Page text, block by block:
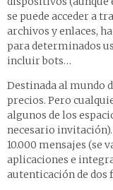
se puede acceder a
archivos y enlaces,
para determinados
incluir bots…
Destinada al mundo
precios. Pero
algunos de los
necesario
10.000 mensajes (se
aplicaciones e
autenticación de dos